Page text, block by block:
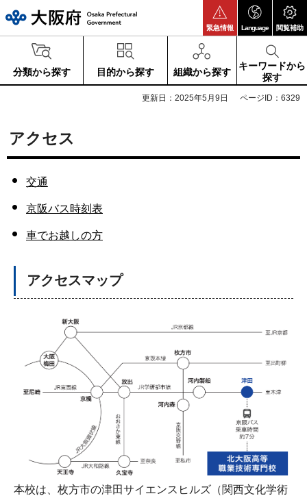
緊急情報 Language 閲覧補助
分類から探す 目的から探す 組織から探す
キーワードから
探す
更新日：2025年5月9日 ページID：6329
アクセス
交通
京阪バス時刻表
車でお越しの方
アクセスマップ
本校は、枚方市の津田サイエンスヒルズ（関西文化学術